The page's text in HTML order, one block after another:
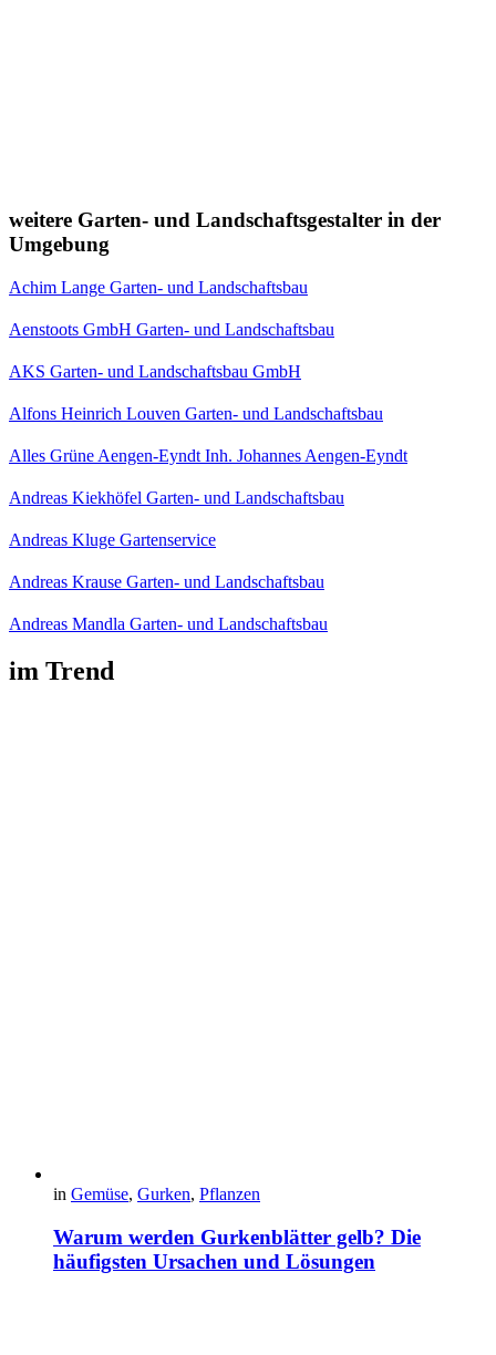
weitere Garten- und Landschaftsgestalter in der
Umgebung
Achim Lange Garten- und Landschaftsbau
Aenstoots GmbH Garten- und Landschaftsbau
AKS Garten- und Landschaftsbau GmbH
Alfons Heinrich Louven Garten- und Landschaftsbau
Alles Grüne Aengen-Eyndt Inh. Johannes Aengen-Eyndt
Andreas Kiekhöfel Garten- und Landschaftsbau
Andreas Kluge Gartenservice
Andreas Krause Garten- und Landschaftsbau
Andreas Mandla Garten- und Landschaftsbau
im Trend
in Gemüse, Gurken, Pflanzen
Warum werden Gurkenblätter gelb? Die
häufigsten Ursachen und Lösungen